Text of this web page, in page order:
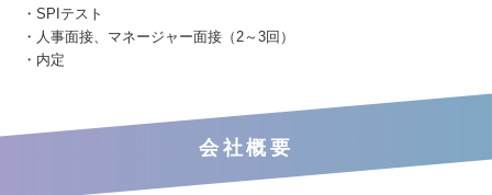
・SPIテスト
・人事面接、マネージャー面接（2～3回）
・内定
会社概要